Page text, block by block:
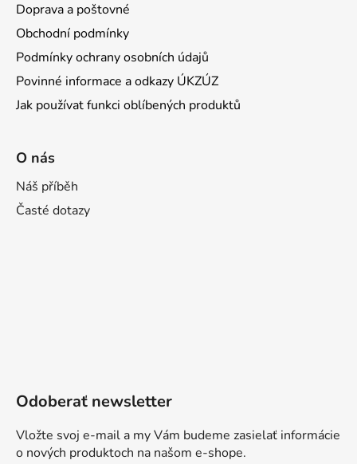
Doprava a poštovné
Obchodní podmínky
Podmínky ochrany osobních údajů
Povinné informace a odkazy ÚKZÚZ
Jak používat funkci oblíbených produktů
O nás
Náš příběh
Časté dotazy
Odoberať newsletter
Vložte svoj e-mail a my Vám budeme zasielať informácie
o nových produktoch na našom e-shope.